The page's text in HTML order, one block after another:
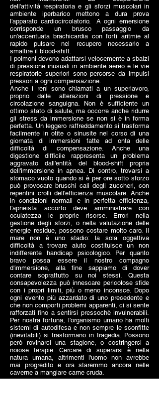
dell'attività respiratoria e gli sforzi muscolari in
ambiente iperbarico mettono a dura prova
l'apparato cardiocircolatorio. A ogni emersione
corrisponde un brusco passaggio da
un'accentuata brachicardia con forti aritmie al
rapido pulsare nel recupero necessario a
smaltire il blood-shift.
I polmoni devono adattarsi velocemente a sbalzi
di pressione inusuali in ambiente aereo e le vie
respiratorie superiori sono percorse da impulsi
pressori a ogni compensazione.
Anche i reni sono chiamati a un superlavoro,
proprio dalle alterazioni di pressione e
circolazione sanguigna. Non è sufficiente un
ottimo stato di salute, ma occorre anche ridurre
gli stress da immersione se non si è in forma
perfetta. Un leggero raffreddamento si trasforma
facilmente in otite o sinusite nel corso di una
giornata di immersioni fatte ad onta delle
difficoltà di compensazione. Anche una
digestione difficile rappresenta un problema
aggravato dall'entità del blood-shift propria
dell'immersione in apnea. Di contro, trovarsi a
stomaco vuoto quando si è per ore sotto sforzo
può provocare bruschi cali degli zuccheri, con
repentini crolli dell'efficienza muscolare. Anche
in condizioni normali e in perfetta efficienza,
l'apneista accorto deve amministrare con
oculatezza le proprie risorse. Errori nella
gestione degli sforzi, o nella valutazione delle
energie residue, possono costare molto caro. Il
mare non è uno stadio: la sola oggettiva
difficoltà a trovare aiuto costituisce un non
indifferente handicap psicologico. Per quanto
bravo possa essere il nostro compagno
d'immersione, alla fine sappiamo di dover
contare soprattutto su noi stessi. Questa
consapevolezza può innescare pericolose sfide
con i propri limiti, più o meno inconsce. Dopo
ogni evento più azzardato di uno precedente e
che non comporti problemi apparenti, ci si sente
rafforzati fino a sentirsi pressochè invulnerabili.
Per nostra fortuna, l'organismo umano ha molti
sistemi di autodifesa e non sempre le sconfitte
(inevitabili) si trasformano in tragedia. Possono
però rovinarci una stagione, o costringerci a
noiose terapie. Cercare di superarsi è nella
natura umana, altrimenti l'uomo non avrebbe
mai progredito e ora staremmo ancora nelle
caverne a mangiare carne cruda.